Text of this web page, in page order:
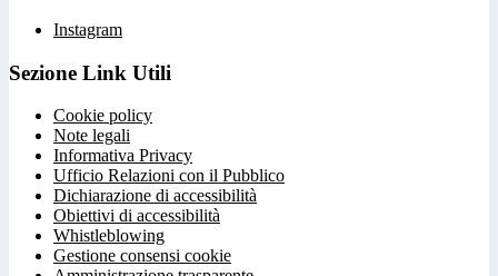
Instagram
Sezione Link Utili
Cookie policy
Note legali
Informativa Privacy
Ufficio Relazioni con il Pubblico
Dichiarazione di accessibilità
Obiettivi di accessibilità
Whistleblowing
Gestione consensi cookie